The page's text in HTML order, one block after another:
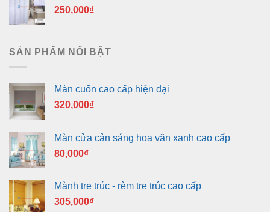
250,000₫
SẢN PHẨM NỔI BẬT
Màn cuốn cao cấp hiện đại
320,000₫
Màn cửa cản sáng hoa văn xanh cao cấp
80,000₫
Mành tre trúc - rèm tre trúc cao cấp
305,000₫